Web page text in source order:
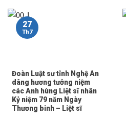
Đoàn Luật sư tỉnh Nghệ An
dâng hương tưởng niệm
các Anh hùng Liệt sĩ nhân
Kỷ niệm 79 năm Ngày
Thương binh – Liệt sĩ
27
Th7